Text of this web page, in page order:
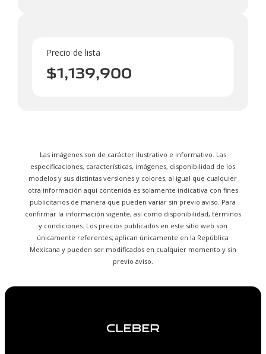
Precio de lista
$1,139,900
Las imágenes son de carácter ilustrativo e informativo. Las
especificaciones, características, imágenes, disponibilidad de los
modelos y sus distintas versiones y colores, al igual que cualquier
otra información aquí contenida es solamente indicativa con fines
publicitarios de manera que pueden variar sin previo aviso. Para
confirmar la información vigente, así como disponibilidad, términos
y condiciones. Los precios publicados en este sitio web son
únicamente referentes; aplican únicamente en la República
Mexicana y pueden ser modificados en cualquier momento y sin
previo aviso.